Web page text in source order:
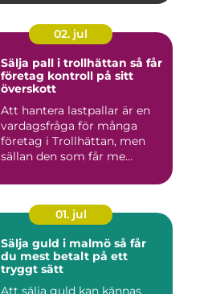
02. jul
Sälja pall i trollhättan så får
företag kontroll på sitt
överskott
Att hantera lastpallar är en
vardagsfråga för många
företag i Trollhättan, men
sällan den som får me...
01. jul
Sälja guld i malmö så får
du mest betalt på ett
tryggt sätt
Att sälja guld kan kännas